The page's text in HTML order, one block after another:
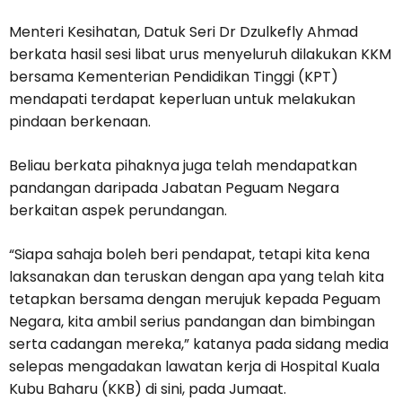
Menteri Kesihatan, Datuk Seri Dr Dzulkefly Ahmad
berkata hasil sesi libat urus menyeluruh dilakukan KKM
bersama Kementerian Pendidikan Tinggi (KPT)
mendapati terdapat keperluan untuk melakukan
pindaan berkenaan.
Beliau berkata pihaknya juga telah mendapatkan
pandangan daripada Jabatan Peguam Negara
berkaitan aspek perundangan.
“Siapa sahaja boleh beri pendapat, tetapi kita kena
laksanakan dan teruskan dengan apa yang telah kita
tetapkan bersama dengan merujuk kepada Peguam
Negara, kita ambil serius pandangan dan bimbingan
serta cadangan mereka,” katanya pada sidang media
selepas mengadakan lawatan kerja di Hospital Kuala
Kubu Baharu (KKB) di sini, pada Jumaat.